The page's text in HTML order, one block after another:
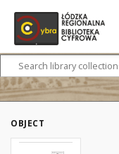
OBJECT